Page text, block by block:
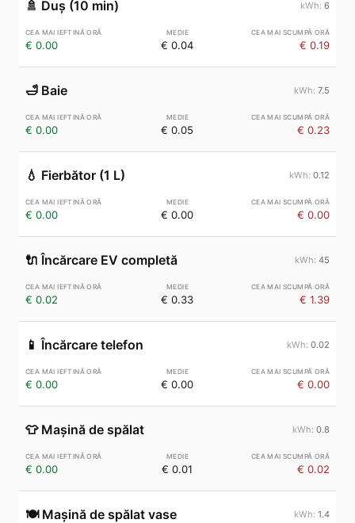
🚿 Duș (10 min) 6
€ 0.00 € 0.04 € 0.19
🛁 Baie 7.5
€ 0.00 € 0.05 € 0.23
💧 Fierbător (1 L) 0.12
€ 0.00 € 0.00 € 0.00
🔌 Încărcare EV completă 45
€ 0.02 € 0.33 € 1.39
📱 Încărcare telefon 0.02
€ 0.00 € 0.00 € 0.00
👕 Mașină de spălat 0.8
€ 0.00 € 0.01 € 0.02
🍽️ Mașină de spălat vase 1.4